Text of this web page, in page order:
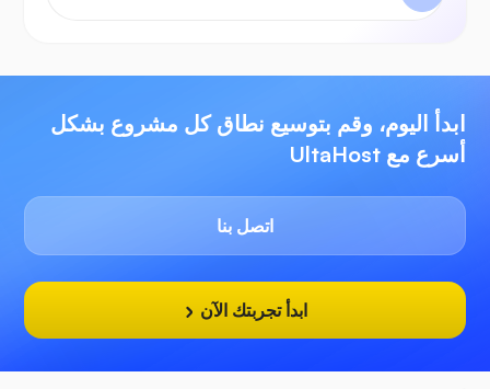
ابدأ اليوم، وقم بتوسيع نطاق كل مشروع بشكل
أسرع مع UltaHost
اتصل بنا
ابدأ تجربتك الآن